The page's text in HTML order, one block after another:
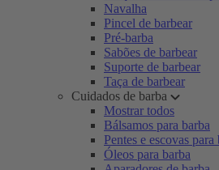
Navalha
Pincel de barbear
Pré-barba
Sabões de barbear
Suporte de barbear
Taça de barbear
Cuidados de barba
Mostrar todos
Bálsamos para barba
Pentes e escovas para
Óleos para barba